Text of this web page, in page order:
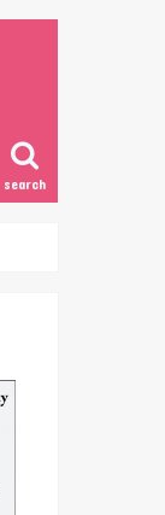
search